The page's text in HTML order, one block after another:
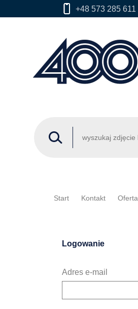
+48 573 285 611
Start Kontakt Oferta
Logowanie
Adres e-mail